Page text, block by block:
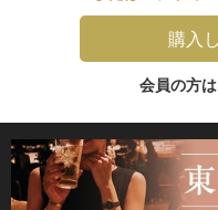
購入
会員の方は